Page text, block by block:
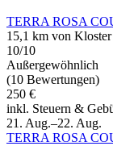
TERRA ROSA
15,1 km von
10/10
Außergewöhnlich
(10 Bewertungen)
250 €
inkl. Steuern &
21. Aug.–22. Aug.
TERRA ROSA